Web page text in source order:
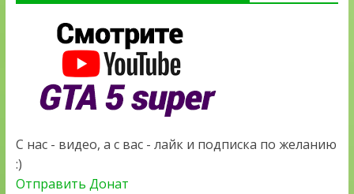
С нас - видео, а с вас - лайк и подписка по желанию
:)
Отправить Донат